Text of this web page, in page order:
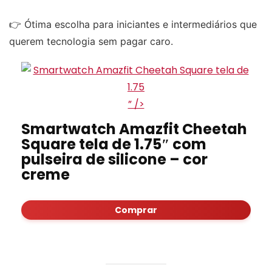
👉 Ótima escolha para iniciantes e intermediários que
querem tecnologia sem pagar caro.
” />
Smartwatch Amazfit Cheetah
Square tela de 1.75″ com
pulseira de silicone – cor
creme
Comprar